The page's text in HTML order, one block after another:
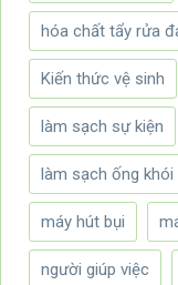
hóa chất tẩy rửa
Kiến thức vệ sinh
làm sạch sự kiện
làm sạch ống khói
máy hút bụi
người giúp việc